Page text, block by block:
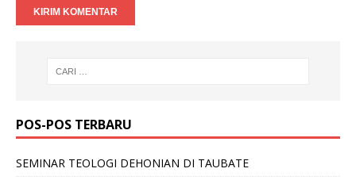
POS-POS TERBARU
SEMINAR TEOLOGI DEHONIAN DI TAUBATE